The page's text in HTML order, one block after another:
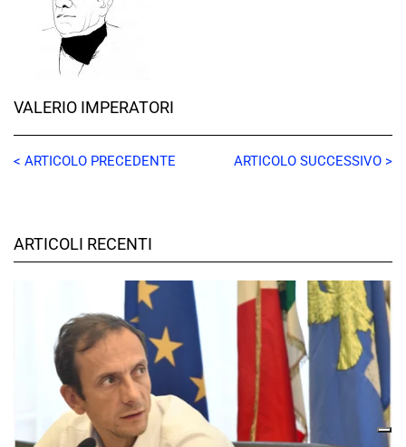
VALERIO IMPERATORI
< ARTICOLO PRECEDENTE ARTICOLO SUCCESSIVO >
ARTICOLI RECENTI